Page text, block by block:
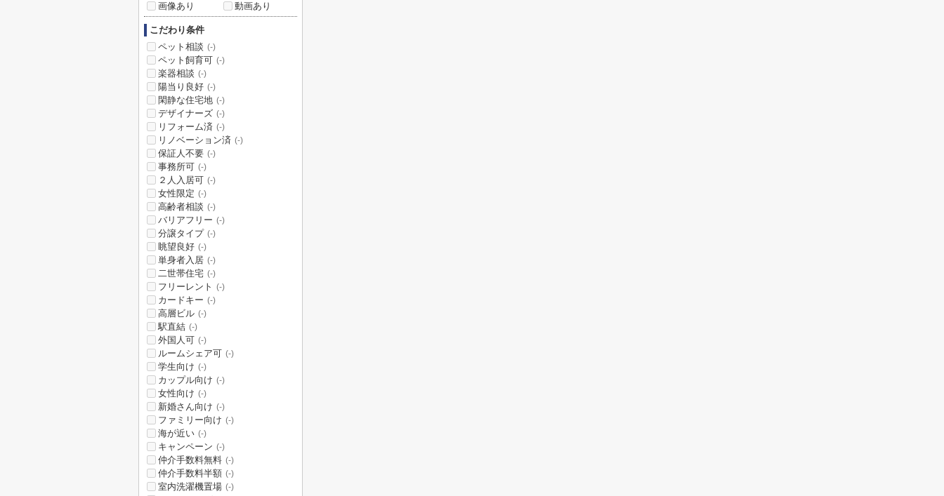
画像あり
動画あり
こだわり条件
ペット相談 (-)
ペット飼育可 (-)
楽器相談 (-)
陽当り良好 (-)
閑静な住宅地 (-)
デザイナーズ (-)
リフォーム済 (-)
リノベーション済 (-)
保証人不要 (-)
事務所可 (-)
２人入居可 (-)
女性限定 (-)
高齢者相談 (-)
バリアフリー (-)
分譲タイプ (-)
眺望良好 (-)
単身者入居 (-)
二世帯住宅 (-)
フリーレント (-)
カードキー (-)
高層ビル (-)
駅直結 (-)
外国人可 (-)
ルームシェア可 (-)
学生向け (-)
カップル向け (-)
女性向け (-)
新婚さん向け (-)
ファミリー向け (-)
海が近い (-)
キャンペーン (-)
仲介手数料無料 (-)
仲介手数料半額 (-)
室内洗濯機置場 (-)